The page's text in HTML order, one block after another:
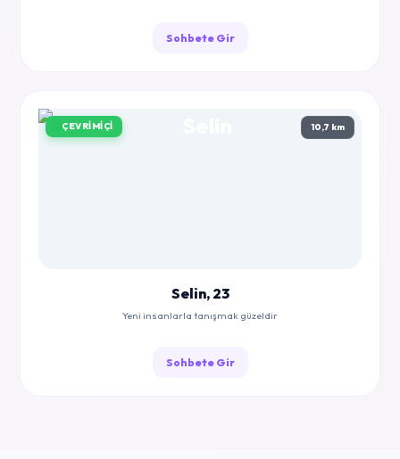
Sohbete Gir
ÇEVRIMIÇI 10,7 km
Selin, 23
Yeni insanlarla tanışmak güzeldir
Sohbete Gir